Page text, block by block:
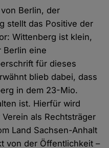
Berlin, der
stellt das Positive der
Wittenberg ist klein,
Berlin eine
für dieses
blieb dabei, dass
in dem 23-Mio.
ist. Hierfür wird
als Rechtsträger
Land Sachsen-Anhalt
von der Öffentlichkeit –